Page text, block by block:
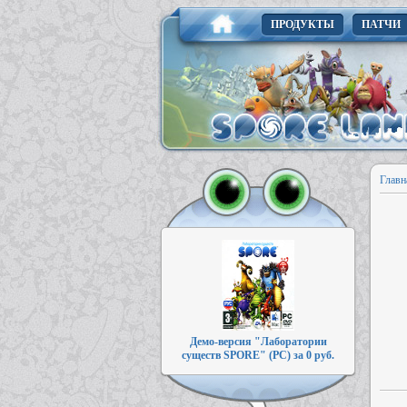
ПРОДУКТЫ ПАТЧИ
Демо-версия "Лаборатории
существ SPORE" (PC) за 0 руб.